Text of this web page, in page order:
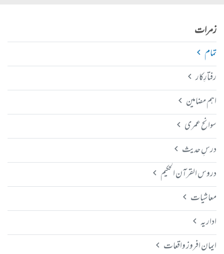
زمرات
تمام
رفتارِکار
اہم مضامین
سوانح عمری
درسِ حدیث
دروس القرآن الحکیم
معاشیات
اداریہ
ایمان افروز واقعات